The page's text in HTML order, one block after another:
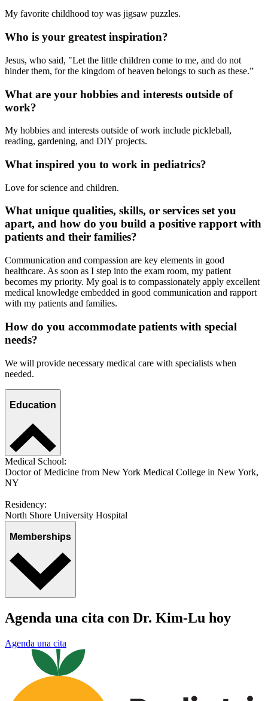
My favorite childhood toy was jigsaw puzzles.
Who is your greatest inspiration?
Jesus, who said, "Let the little children come to me, and do not
hinder them, for the kingdom of heaven belongs to such as these.”
What are your hobbies and interests outside of
work?
My hobbies and interests outside of work include pickleball,
reading, gardening, and DIY projects.
What inspired you to work in pediatrics?
Love for science and children.
What unique qualities, skills, or services set you
apart, and how do you build a positive rapport with
patients and their families?
Communication and compassion are key elements in good
healthcare. As soon as I step into the exam room, my patient
becomes my priority. My goal is to compassionately apply excellent
medical knowledge embedded in good communication and rapport
with my patients and families.
How do you accommodate patients with special
needs?
We will provide necessary medical care with specialists when
needed.
Education
Medical School:
Doctor of Medicine from New York Medical College in New York,
NY
Residency:
North Shore University Hospital
Memberships
Agenda una cita con Dr. Kim-Lu hoy
Agenda una cita